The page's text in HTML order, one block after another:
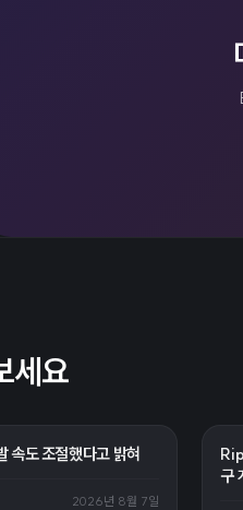
세요
도 조절했다고 밝혀
2026년 8월 7일
구